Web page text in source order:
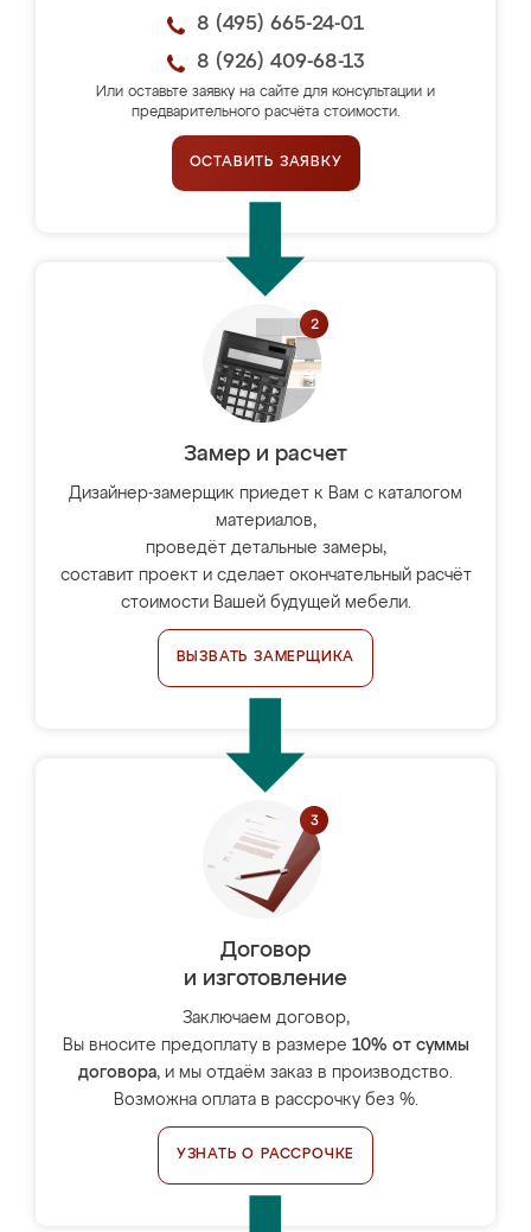
8 (495) 665-24-01
8 (926) 409-68-13
Или оставьте заявку на сайте для консультации и
предварительного расчёта стоимости.
ОСТАВИТЬ ЗАЯВКУ
Замер и расчет
Дизайнер-замерщик приедет к Вам с каталогом
материалов,
проведёт детальные замеры,
составит проект и сделает окончательный расчёт
стоимости Вашей будущей мебели.
ВЫЗВАТЬ ЗАМЕРЩИКА
Договор
и изготовление
Заключаем договор,
Вы вносите предоплату в размере 10% от суммы
договора, и мы отдаём заказ в производство.
Возможна оплата в рассрочку без %.
УЗНАТЬ О РАССРОЧКЕ